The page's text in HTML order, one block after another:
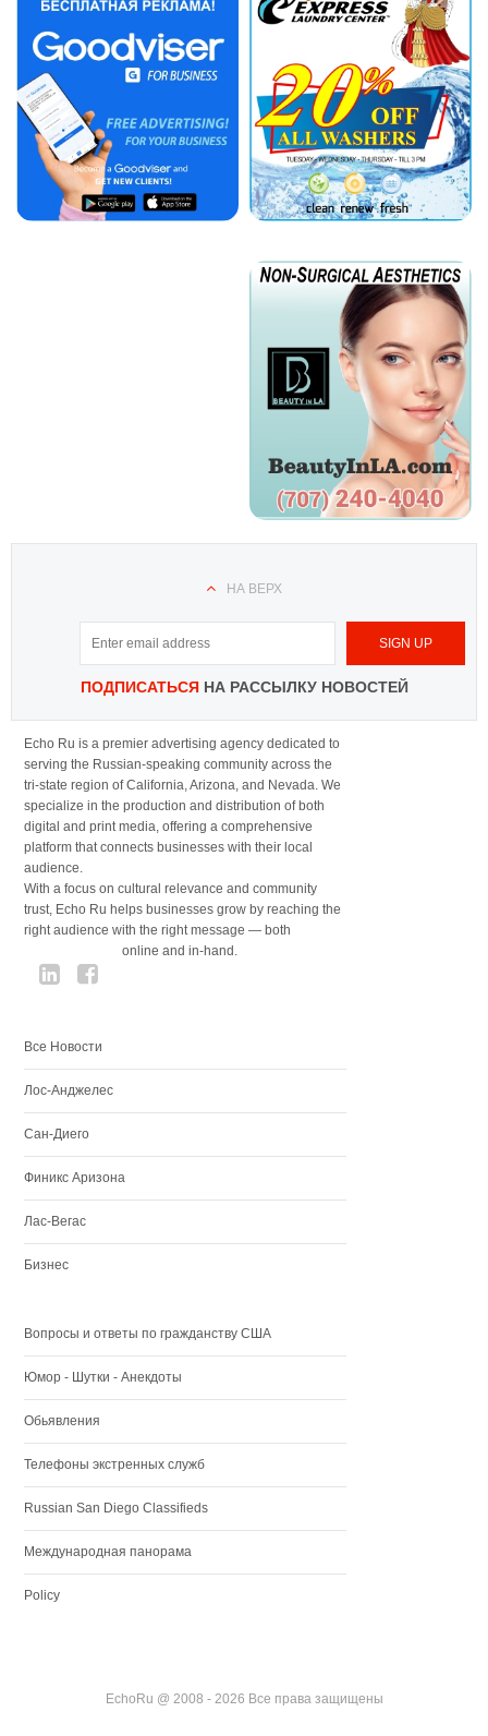
НА ВЕРХ
ПОДПИСАТЬСЯНА РАССЫЛКУ НОВОСТЕЙ
Echo Ru is a premier advertising agency dedicated to
serving the Russian-speaking community across the
tri-state region of California, Arizona, and Nevada. We
specialize in the production and distribution of both
digital and print media, offering a comprehensive
platform that connects businesses with their local
audience.
With a focus on cultural relevance and community
trust, Echo Ru helps businesses grow by reaching the
right audience with the right message — both
online and in-hand.
Все Новости
Лос-Анджелес
Сан-Диего
Финикс Аризона
Лас-Вегас
Бизнес
Вопросы и ответы по гражданству США
Юмор - Шутки - Анекдоты
Обьявления
Телефоны экстренных служб
Russian San Diego Classifieds
Международная панорама
Policy
EchoRu @ 2008 - 2026 Все права защищены